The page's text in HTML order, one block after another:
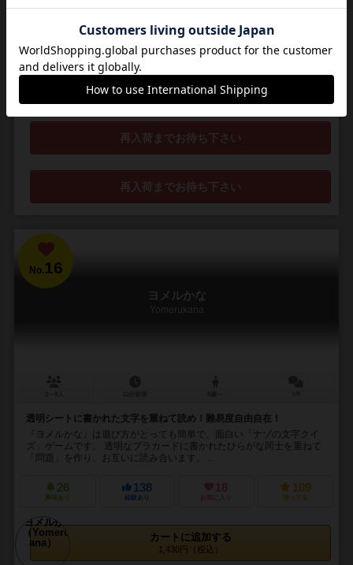
このボードゲームは、アフリカや中近東、東南アジアなどで古い歴史
知られているルールにバラツキがあります。 ...
1628
経験あり
224
お気に入り
再入荷までお待ち下さい
再入荷までお待ち下さい
No. 16
ヨメルかな
Yomerukana
透明シートに書かれた文字を重ねて読め！難易度自由自在！
『ヨメルかな』は遊び方がとっても簡単で、面白い「ナゾの文字クイ
ズ」ゲームです。 透明なプラカードに書かれたひらがな同士を重ねて
「問題」を作り、お互いに読み合います。 ...
26
興味あり
138
経験あり
18
お気に入り
109
持ってる
カートに追加する
1,430円（税込）